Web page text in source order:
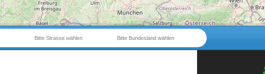
Bitte Bundesland wählen
Bitte Strasse wählen